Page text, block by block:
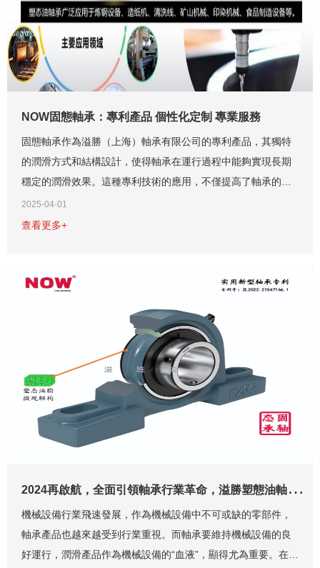
NOW固態軸承：專利產品 個性化定制 專業服務
固態軸承作為溢勝（上海）軸承有限公司的專利產品，其獨特
的潤滑方式和結構設計，使得軸承在運行過程中能夠實現長期
穩定的潤滑效果。這種專利技術的應用，不僅提高了軸承的使
用壽命，還大大降低了設備的維護成本。與市面上許多類似產
品相比，固態軸承在技術上具有顯著的優勢。...
2025-04-01
查看更多+
2
024再啟航，全面引領軸承行業革命，溢勝塑態油軸承您的理想選擇
機械設備行業飛速發展，作為機械設備中不可或缺的零部件，
軸承產品也越來越受到行業重視。而軸承要維持機械設備的良
好運行，潤滑產品作為機械設備的“血液”，顯得尤為重要。在傳